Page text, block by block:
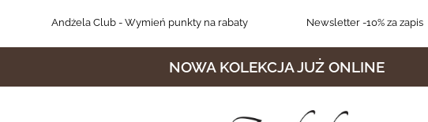
Andżela Club- Wymień punkty na rabaty Newsletter-10% za zapis
NOWA KOLEKCJA JUŻ ONLINE